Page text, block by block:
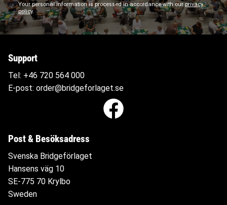
Your personal information is processed in accordance with ourprivacy
policy.
Support
Tel: +46 720 564 000
E-post: order@bridgeforlaget.se
Post & Besöksadress
Svenska Bridgeförlaget
Hansens väg 10
SE-775 70 Krylbo
Sweden